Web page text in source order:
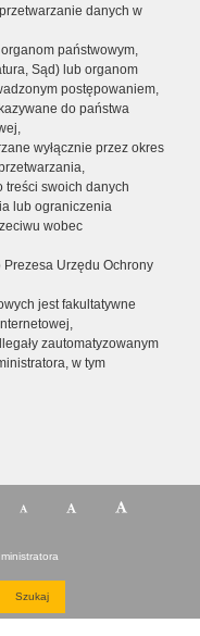
danych w
państwowym,
Sąd) lub organom
postępowaniem,
do państwa
wyłącznie przez okres
treści swoich danych
lub ograniczenia
wobec
Urzędu Ochrony
jest fakultatywne
zautomatyzowanym
w tym